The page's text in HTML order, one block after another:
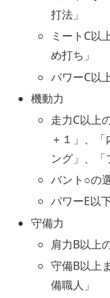
打法」
ミートC以
め打ち」
パワーC以
機動力
走力C以上
＋１」、
ング」、「
バント○の
パワーE以
守備力
肩力B以上
守備B以上
備職人」